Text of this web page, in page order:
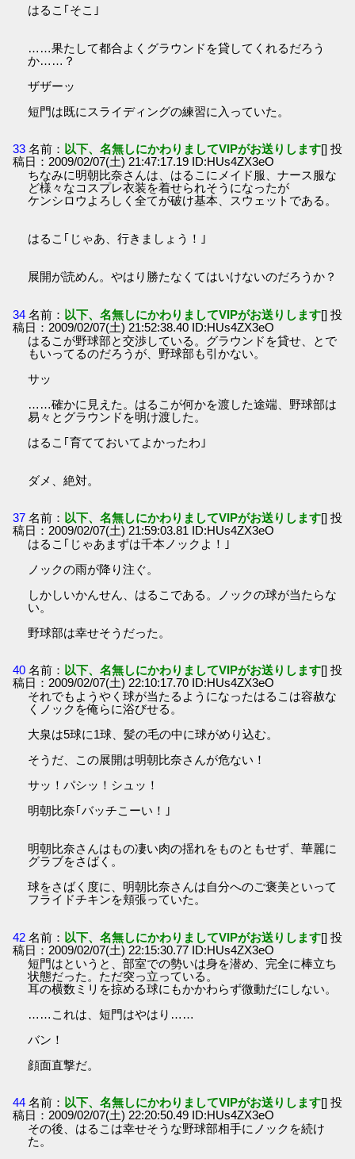
はるこ｢そこ｣
……果たして都合よくグラウンドを貸してくれるだろう
か……？
ザザーッ
短門は既にスライディングの練習に入っていた。
33 名前： 以下、名無しにかわりましてVIPがお送りします[] 投
稿日：2009/02/07(土) 21:47:17.19 ID:HUs4ZX3eO
ちなみに明朝比奈さんは、はるこにメイド服、ナース服な
ど様々なコスプレ衣装を着せられそうになったが
ケンシロウよろしく全てが破け基本、スウェットである。
はるこ｢じゃあ、行きましょう！｣
展開が読めん。やはり勝たなくてはいけないのだろうか？
34 名前： 以下、名無しにかわりましてVIPがお送りします[] 投
稿日：2009/02/07(土) 21:52:38.40 ID:HUs4ZX3eO
はるこが野球部と交渉している。グラウンドを貸せ、とで
もいってるのだろうが、野球部も引かない。
サッ
……確かに見えた。はるこが何かを渡した途端、野球部は
易々とグラウンドを明け渡した。
はるこ｢育てておいてよかったわ｣
ダメ、絶対。
37 名前： 以下、名無しにかわりましてVIPがお送りします[] 投
稿日：2009/02/07(土) 21:59:03.81 ID:HUs4ZX3eO
はるこ｢じゃあまずは千本ノックよ！｣
ノックの雨が降り注ぐ。
しかしいかんせん、はるこである。ノックの球が当たらな
い。
野球部は幸せそうだった。
40 名前： 以下、名無しにかわりましてVIPがお送りします[] 投
稿日：2009/02/07(土) 22:10:17.70 ID:HUs4ZX3eO
それでもようやく球が当たるようになったはるこは容赦な
くノックを俺らに浴びせる。
大泉は5球に1球、髪の毛の中に球がめり込む。
そうだ、この展開は明朝比奈さんが危ない！
サッ！パシッ！シュッ！
明朝比奈｢バッチこーい！｣
明朝比奈さんはもの凄い肉の揺れをものともせず、華麗に
グラブをさばく。
球をさばく度に、明朝比奈さんは自分へのご褒美といって
フライドチキンを頬張っていた。
42 名前： 以下、名無しにかわりましてVIPがお送りします[] 投
稿日：2009/02/07(土) 22:15:30.77 ID:HUs4ZX3eO
短門はというと、部室での勢いは身を潜め、完全に棒立ち
状態だった。ただ突っ立っている。
耳の横数ミリを掠める球にもかかわらず微動だにしない。
……これは、短門はやはり……
バン！
顔面直撃だ。
44 名前： 以下、名無しにかわりましてVIPがお送りします[] 投
稿日：2009/02/07(土) 22:20:50.49 ID:HUs4ZX3eO
その後、はるこは幸せそうな野球部相手にノックを続け
た。